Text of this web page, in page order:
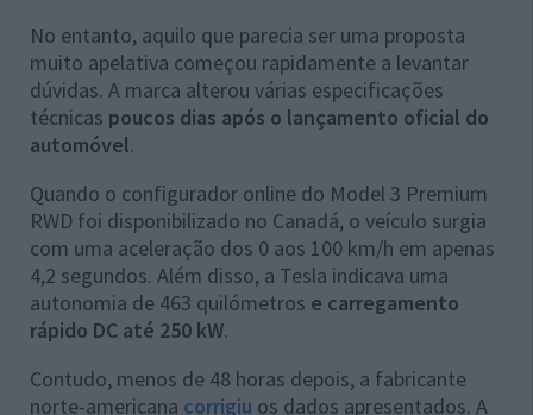
No entanto, aquilo que parecia ser uma proposta
muito apelativa começou rapidamente a levantar
dúvidas. A marca alterou várias especificações
técnicas poucos dias após o lançamento oficial do
automóvel.
Quando o configurador online do Model 3 Premium
RWD foi disponibilizado no Canadá, o veículo surgia
com uma aceleração dos 0 aos 100 km/h em apenas
4,2 segundos. Além disso, a Tesla indicava uma
autonomia de 463 quilómetros e carregamento
rápido DC até 250 kW.
Contudo, menos de 48 horas depois, a fabricante
norte-americana corrigiu os dados apresentados. A